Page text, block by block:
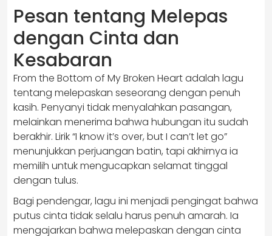
Pesan tentang Melepas
dengan Cinta dan
Kesabaran
From the Bottom of My Broken Heart adalah lagu
tentang melepaskan seseorang dengan penuh
kasih. Penyanyi tidak menyalahkan pasangan,
melainkan menerima bahwa hubungan itu sudah
berakhir. Lirik “I know it’s over, but I can’t let go”
menunjukkan perjuangan batin, tapi akhirnya ia
memilih untuk mengucapkan selamat tinggal
dengan tulus.
Bagi pendengar, lagu ini menjadi pengingat bahwa
putus cinta tidak selalu harus penuh amarah. Ia
mengajarkan bahwa melepaskan dengan cinta